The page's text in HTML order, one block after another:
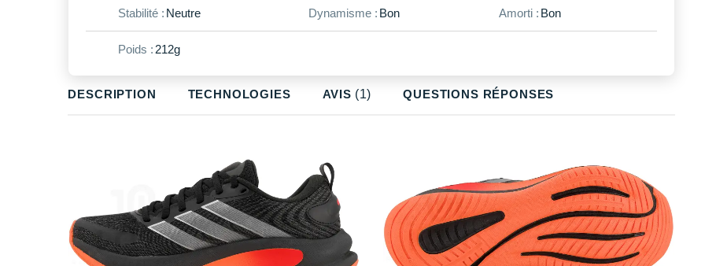
DESCRIPTION TECHNOLOGIES AVIS (1) QUESTIONS RÉPONSES
Stabilité : Neutre Dynamisme : Bon Amorti : Bon
Poids : 212g